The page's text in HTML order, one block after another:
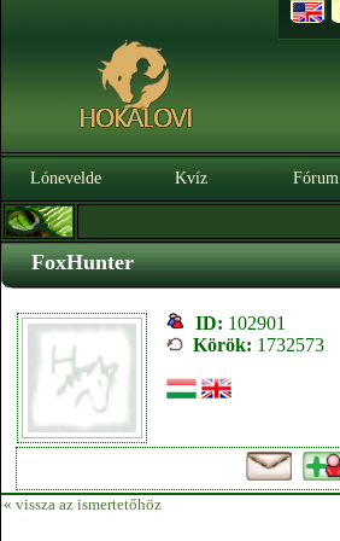
Lónevelde Kvíz Fórum
FoxHunter
ID: 102901
Körök: 1732573
« vissza az ismertetőhöz